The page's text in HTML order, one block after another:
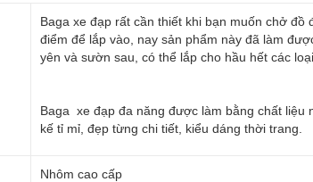
Baga xe đạp rất cần thiết khi bạn muốn chở
điểm để lắp vào, nay sản phẩm này đã làm
yên và sườn sau, có thể lắp cho hầu hết các
Baga xe đạp đa năng được làm bằng chất liệu
kế tỉ mỉ, đẹp từng chi tiết, kiểu dáng thời trang.
Nhôm cao cấp